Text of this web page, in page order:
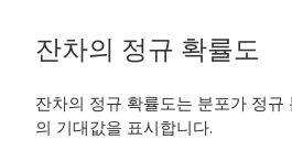
잔차의 정규 확률도
잔차의 정규 확률도는 분포가 정
의 기대값을 표시합니다.